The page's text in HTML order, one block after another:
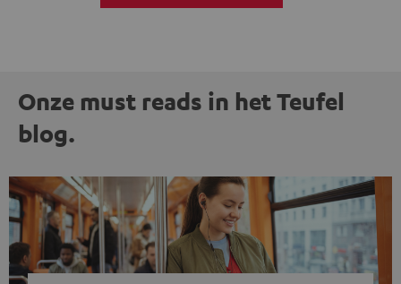
Onze must reads in het Teufel
blog.